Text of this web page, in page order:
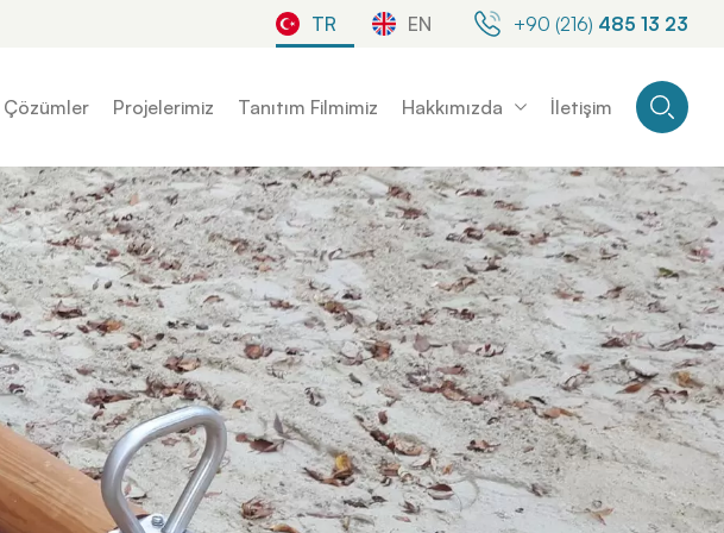
TR EN +90 (216) 485 13 23
Çözümler Projelerimiz Tanıtım Filmimiz Hakkımızda İletişim